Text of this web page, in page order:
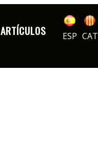
ARTÍCULOS ESP CAT